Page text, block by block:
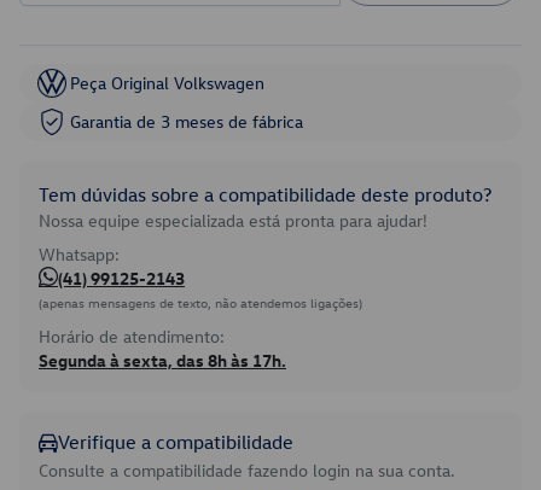
Peça Original Volkswagen
Garantia de 3 meses de fábrica
Tem dúvidas sobre a compatibilidade deste produto?
Nossa equipe especializada está pronta para ajudar!
Whatsapp:
(41) 99125-2143
(apenas mensagens de texto, não atendemos ligações)
Horário de atendimento:
Segunda à sexta, das 8h às 17h.
Verifique a compatibilidade
Consulte a compatibilidade fazendo login na sua conta.